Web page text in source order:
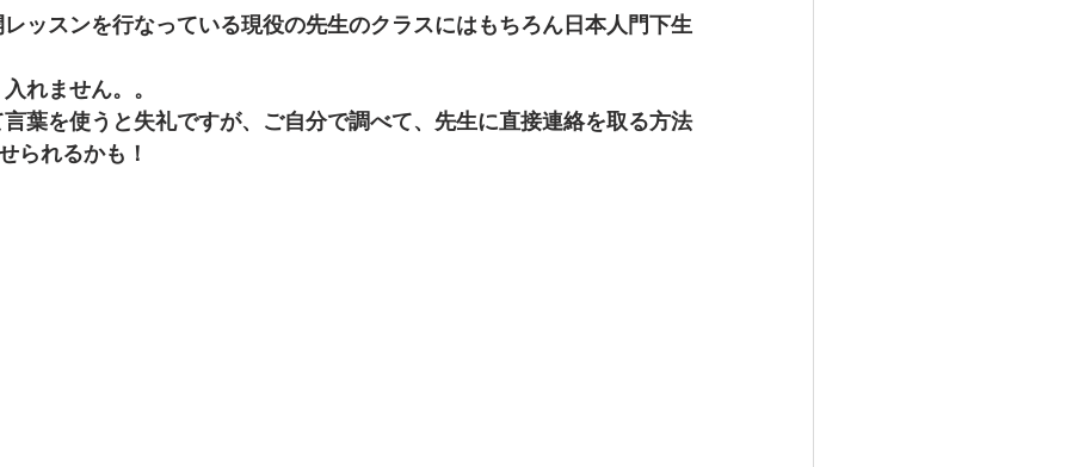
ッスンを行なっている現役の先生のクラスにはもちろん日本人門下生
れません。。
葉を使うと失礼ですが、ご自分で調べて、先生に直接連絡を取る方法
られるかも！